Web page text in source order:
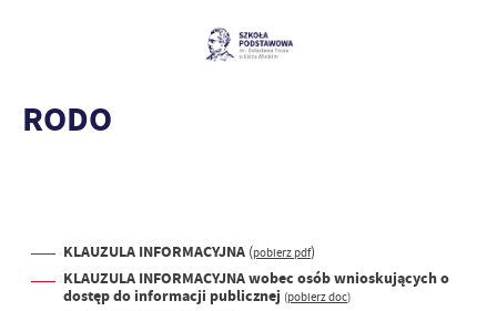
RODO
KLAUZULA INFORMACYJNA (pobierz pdf)
KLAUZULA INFORMACYJNAwobec osób wnioskujących o
dostęp do informacji publicznej (pobierz doc)